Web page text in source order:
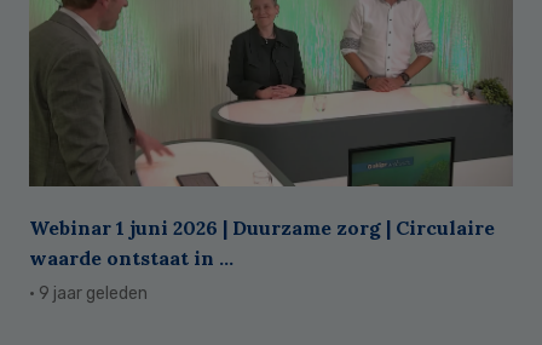
Webinar 1 juni 2026 | Duurzame zorg | Circulaire
waarde ontstaat in ...
· 9 jaar geleden